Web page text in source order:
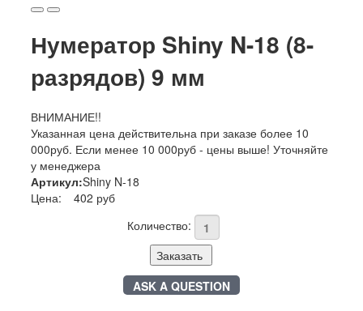
Нумератор Shiny N-18 (8-
разрядов) 9 мм
ВНИМАНИЕ!!
Указанная цена действительна при заказе более 10
000руб. Если менее 10 000руб - цены выше! Уточняйте
у менеджера
Артикул:Shiny N-18
Цена:
402 руб
Количество:
Заказать
ASK A QUESTION